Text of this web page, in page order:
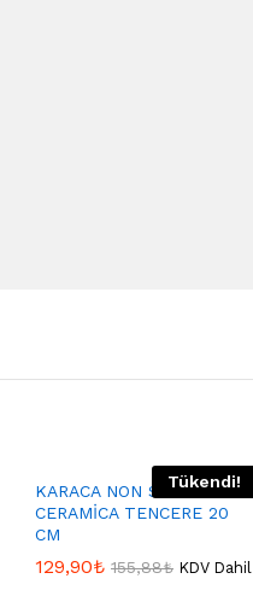
Tükendi!
KARACA NON STİCK
CERAMİCA TENCERE 20
CM
129,90₺ 155,88₺ KDV Dahil